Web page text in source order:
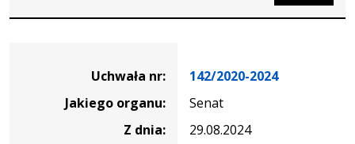
142/2020-
Uchwała nr:
142/2020-2024
Jakiego organu:
Senat
Z dnia:
29.08.2024